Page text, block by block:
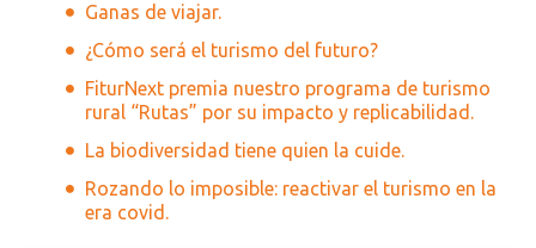
Ganas de viajar.
¿Cómo será el turismo del futuro?
FiturNext premia nuestro programa de turismo
rural “Rutas” por su impacto y replicabilidad.
La biodiversidad tiene quien la cuide.
Rozando lo imposible: reactivar el turismo en la
era covid.